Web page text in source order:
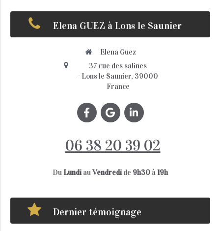
Elena GUEZ à Lons le Saunier
Elena Guez
37 rue des salines
- Lons le Saunier, 39000
France
06 38 20 39 02
Du Lundi auVendredi de 9h30 à 19h
Dernier témoignage